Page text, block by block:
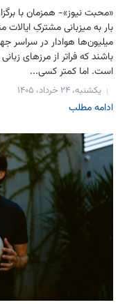
بار به میزبانی مشترکِ
میلیون‌ها هوادار در سراسر
باشند که فراتر از مرزهای
است. اما کمتر کسی...
یکشنبه، ۲۴ خرداد، ۱۴۰۵
ادامه مطلب